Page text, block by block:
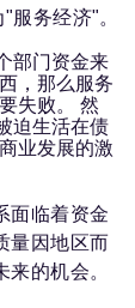
服务经济"。
部门资金来
，那么服务
失败。 然
迫生活在债
业发展的激
面临着资金
量因地区而
的机会。